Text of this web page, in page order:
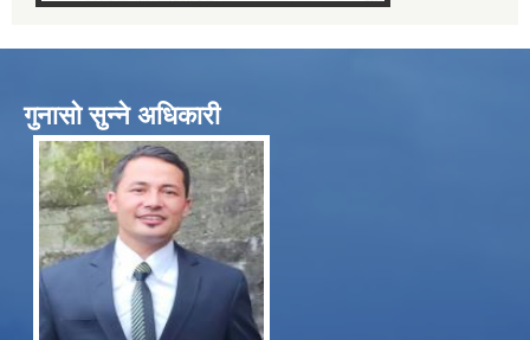
गुनासो सुन्ने अधिकारी